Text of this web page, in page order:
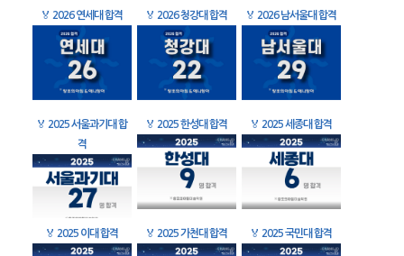
🏅 2026 연세대 합격 🏅 2026 청강대 합격 🏅 2026 남서울대 합격
🏅 2025 서울과기대 합
격
🏅 2025 한성대 합격 🏅 2025 세종대 합격
🏅 2025 이대 합격 🏅 2025 가천대 합격 🏅 2025 국민대 합격